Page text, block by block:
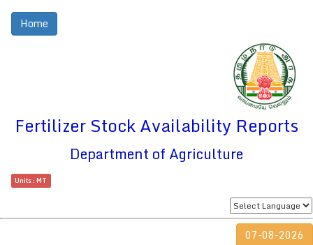
Home
Fertilizer Stock Availability Reports
Department of Agriculture
Units : MT
07-08-2026